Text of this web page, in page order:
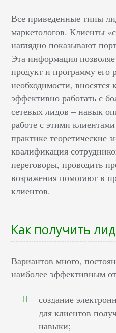
Все приведенные типы
маркетологов. Клиенты
наглядно показывают
Эта информация
продукт и программу его
необходимости,
эффективно работать с
сетевых лидов – навык
работе с этими
практике теоретические
квалификация
переговоры, проводить
возражения помогают в
клиентов.
Как получить
Вариантов много,
наиболее эффективным
создание
для клиентов
навыки;